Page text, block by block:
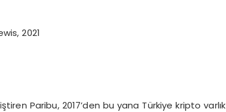
2021
Paribu, 2017’den bu yana Türkiye kripto varlık